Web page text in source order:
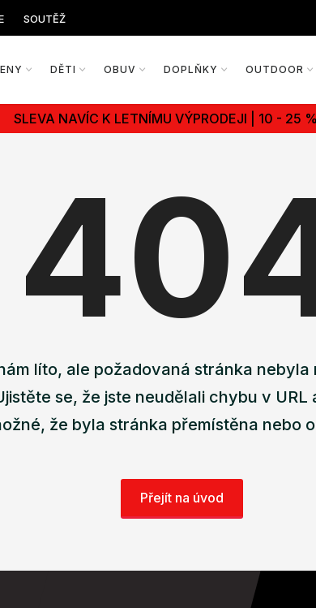
SOUTĚŽ
DĚTI OBUV DOPLŇKY OUTDOOR
SLEVA NAVÍC K LETNÍMU VÝPRODEJI | 10 - 25 %
líto, ale požadovaná stránka nebyla
se, že jste neudělali chybu v URL
že byla stránka přemístěna nebo
Přejít na úvod